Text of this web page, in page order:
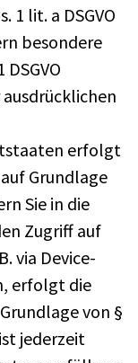
1 lit. a DSGVO
besondere
erfolgt
Grundlage
Sie in die
Zugriff auf
via Device-
erfolgt die
von §
jederzeit